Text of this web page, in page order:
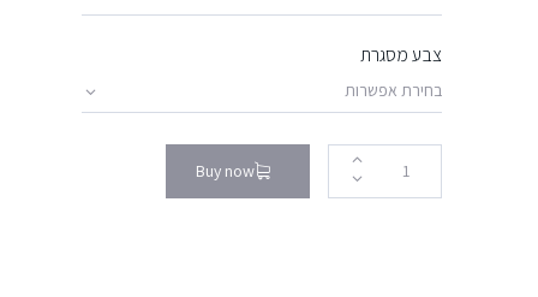
צבע מסגרת
Buy now